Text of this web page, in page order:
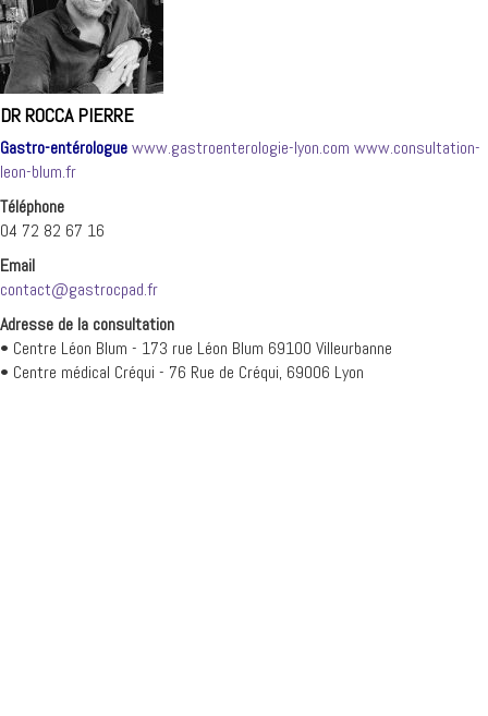
DR ROCCA PIERRE
Gastro-entérologuewww.gastroenterologie-lyon.com www.consultation-
leon-blum.fr
Téléphone
04 72 82 67 16
Email
contact@gastrocpad.fr
Adresse de la consultation
• Centre Léon Blum - 173 rue Léon Blum 69100 Villeurbanne
• Centre médical Créqui - 76 Rue de Créqui, 69006 Lyon